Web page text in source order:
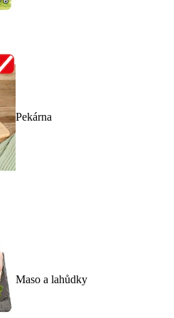
Pekárna
Maso a lahůdky